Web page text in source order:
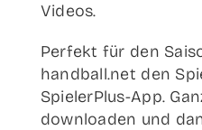
Videos.
Per­fekt für den
handball.net den
Spie­­ler­­Plus-App.
down­loa­den und